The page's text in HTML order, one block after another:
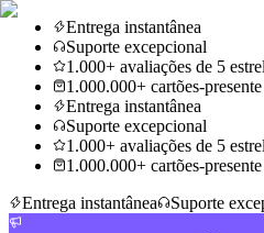
Entrega instantânea
Suporte excepcional
1.000+ avaliações de 5
1.000.000+ cartões-
Entrega instantânea
Suporte excepcional
1.000+ avaliações de 5
1.000.000+ cartões-
Entrega instantânea
Suporte